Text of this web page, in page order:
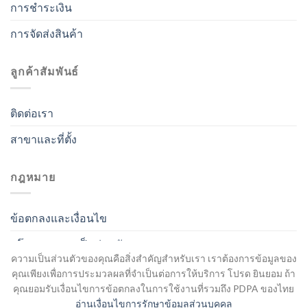
ความเป็นส่วนตัวของคุณคือสิ่งสำคัญสำหรับเรา เราต้องการข้อมูลของ
คุณเพียงเพื่อการประมวลผลที่จำเป็นต่อการให้บริการ โปรด ยินยอม ถ้า
คุณยอมรับเงื่อนไขการข้อตกลงในการใช้งานที่รวมถึง PDPA ของไทย
อ่านเงื่อนไขการรักษาข้อมูลส่วนบุคคล
การชำระเงิน
การจัดส่งสินค้า
ลูกค้าสัมพันธ์
ติดต่อเรา
สาขาและที่ตั้ง
กฎหมาย
ข้อตกลงและเงื่อนไข
นโยบายความเป็นส่วนตัว